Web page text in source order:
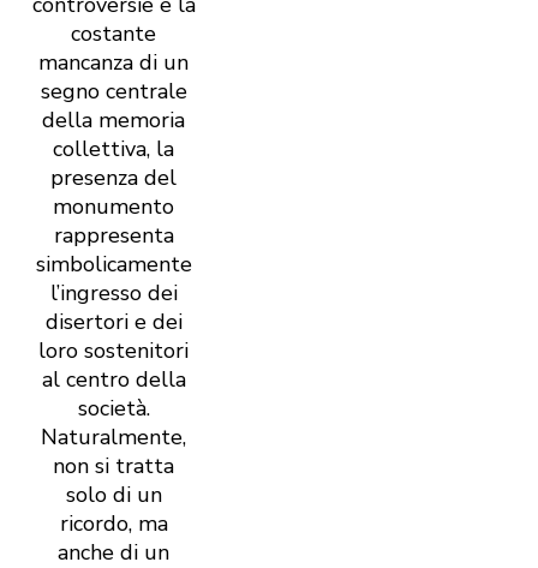
costante
mancanza di un
segno centrale
della memoria
collettiva, la
presenza del
monumento
rappresenta
simbolicamente
l’ingresso dei
disertori e dei
loro sostenitori
al centro della
società.
Naturalmente,
non si tratta
solo di un
ricordo, ma
anche di un